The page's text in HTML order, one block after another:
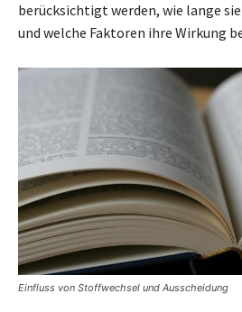
berücksichtigt werden, wie lange
und welche Faktoren ihre Wirkung
Einfluss von Stoffwechsel und Ausscheidung